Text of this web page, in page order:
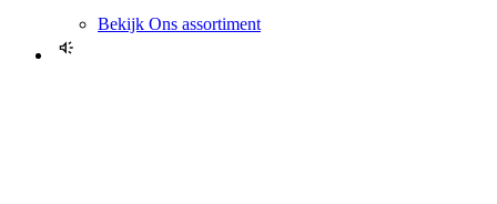
Bekijk Ons assortiment